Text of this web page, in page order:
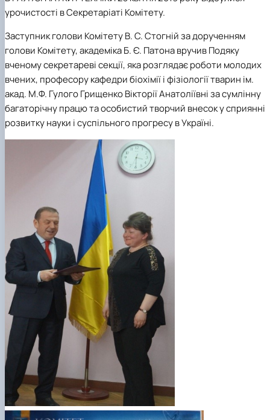
урочистості в Секретаріаті Комітету.
Заступник голови Комітету В. С. Стогній за дорученням
голови Комітету, академіка Б. Є. Патона вручив Подяку
вченому секретареві секції, яка розглядає роботи молодих
вчених, професору кафедри біохімії і фізіології тварин ім.
акад. М.Ф. Гулого Грищенко Вікторії Анатоліївні за сумлінну
багаторічну працю та особистий творчий внесок у сприянні
розвитку науки і суспільного прогресу в Україні.